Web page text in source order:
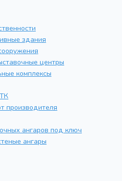
здания
центры
комплексы
производителя
ангаров под ключ
ангары